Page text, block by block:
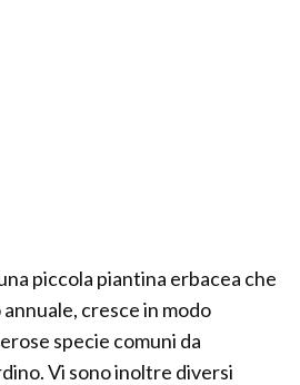
piccola piantina erbacea che
cresce in modo
specie comuni da
Vi sono inoltre diversi